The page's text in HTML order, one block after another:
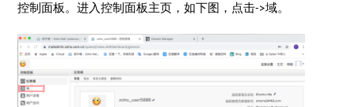
控制面板。进入控制面板主页，如下图，点击->域。